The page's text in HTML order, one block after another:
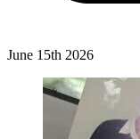
June 15th 2026